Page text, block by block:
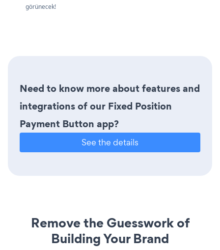
görünecek!
Need to know more about features and
integrations of our Fixed Position
Payment Button app?
See the details
Remove the Guesswork of
Building Your Brand